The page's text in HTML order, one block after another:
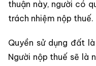
thuận này, người có
trách nhiệm nộp thuế.
Quyền sử dụng đất
Người nộp thuế sẽ là